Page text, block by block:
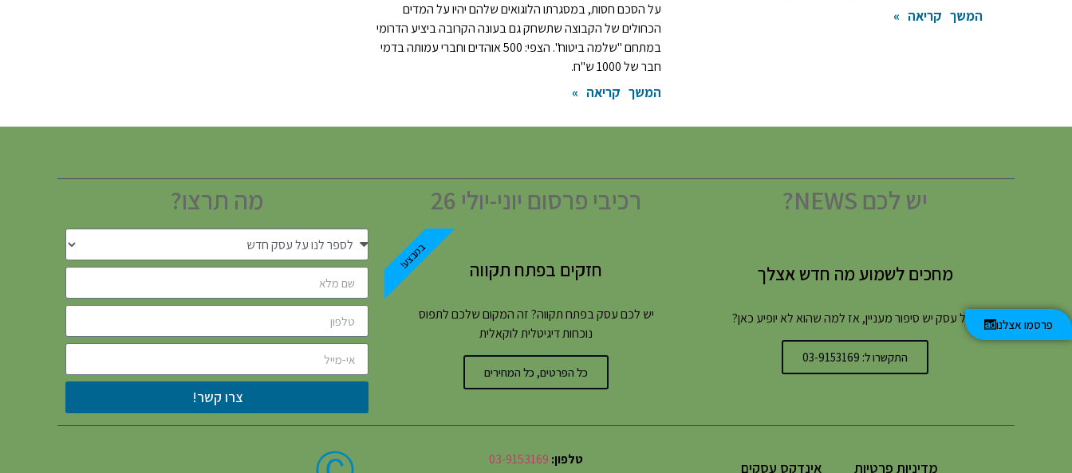
המשך קריאה »
על הסכם חסות, במסגרתו הלוגואים שלהם יהיו על המדים
הכחולים של הקבוצה שתשחק גם בעונה הקרובה ביציע הדרומי
במתחם "שלמה ביטוח". הצפי: 500 אוהדים וחברי עמותה בדמי
חבר של 1000 ש"ח.
המשך קריאה »
פרסמו אצלנו
יש לכם NEWS?
מחכים לשמוע מה חדש אצלך
לכל עסק יש סיפור מעניין, אז למה שהוא לא יופיע כאן?
התקשרו ל: 03-9153169
רכיבי פרסום יוני-יולי 26
חזקים בפתח תקווה
יש לכם עסק בפתח תקווה? זה המקום שלכם לתפוס
נוכחות דיגיטלית לוקאלית
כל הפרטים, כל המחירים
במבצע!
מה תרצו?
צרו קשר!
מדיניות פרטיות אינדקס עסקים טלפון: 03-9153169